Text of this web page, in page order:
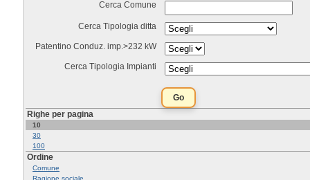
Cerca Comune
Cerca Tipologia ditta
Patentino Conduz. imp.>232 kW
Cerca Tipologia Impianti
Righe per pagina
10
30
100
Ordine
Comune
Ragione sociale